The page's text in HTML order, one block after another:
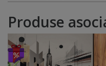
Produse